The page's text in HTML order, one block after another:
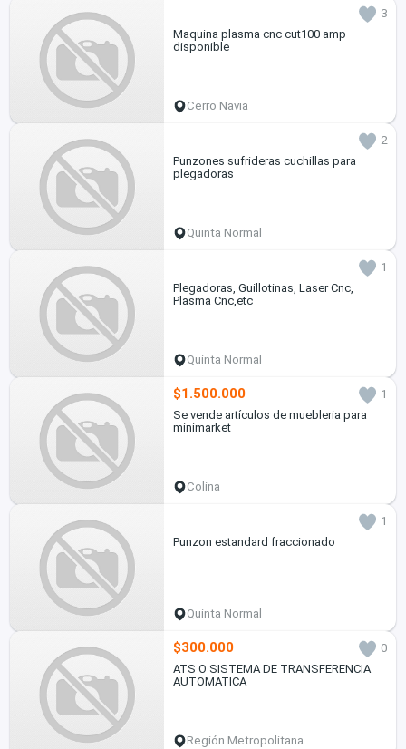
3
Maquina plasma cnc cut100 amp
disponible
Cerro Navia
2
Punzones sufrideras cuchillas para
plegadoras
Quinta Normal
1
Plegadoras, Guillotinas, Laser Cnc,
Plasma Cnc,etc
Quinta Normal
$1.500.000
1
Se vende artículos de muebleria para
minimarket
Colina
1
Punzon estandard fraccionado
Quinta Normal
$300.000
0
ATS O SISTEMA DE TRANSFERENCIA
AUTOMATICA
Región Metropolitana